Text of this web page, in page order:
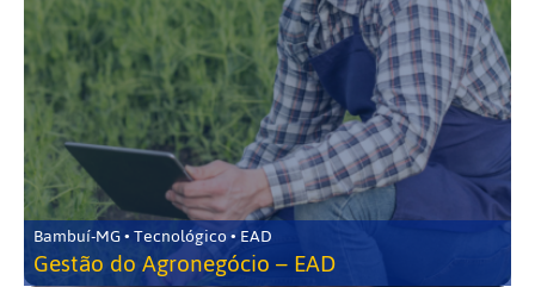
Bambuí-MG • Tecnológico • EAD
Gestão do Agronegócio – EAD